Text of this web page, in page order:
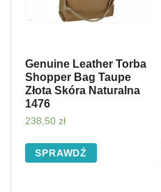
Genuine Leather Torba
Shopper Bag Taupe
Złota Skóra Naturalna
1476
238,50 zł
SPRAWDŹ